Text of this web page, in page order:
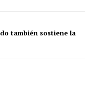
también sostiene la